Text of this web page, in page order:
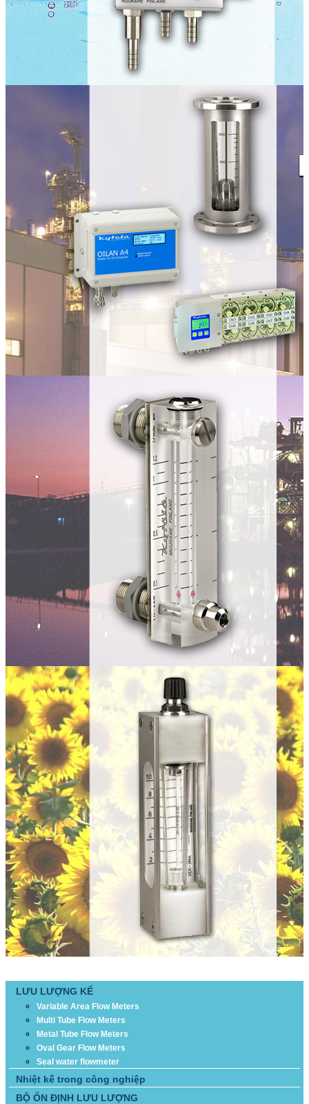
LƯU LƯỢNG KẾ
Variable Area Flow Meters
Multi Tube Flow Meters
Metal Tube Flow Meters
Oval Gear Flow Meters
Seal water flowmeter
Nhiệt kế trong công nghiệp
BỘ ỔN ĐỊNH LƯU LƯỢNG